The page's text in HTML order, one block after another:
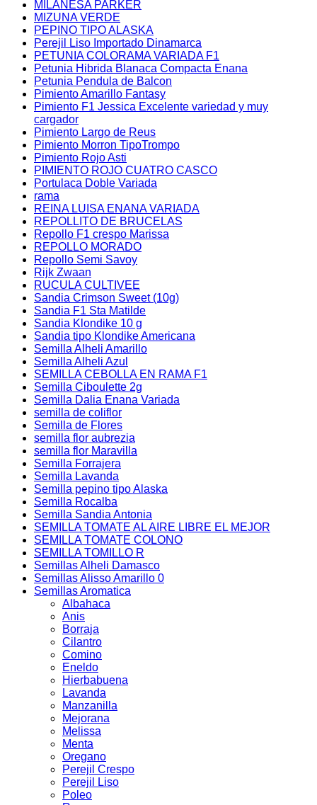
MILANESA PARKER
MIZUNA VERDE
PEPINO TIPO ALASKA
Perejil Liso Importado Dinamarca
PETUNIA COLORAMA VARIADA F1
Petunia Hibrida Blanaca Compacta Enana
Petunia Pendula de Balcon
Pimiento Amarillo Fantasy
Pimiento F1 Jessica Excelente variedad y muy
cargador
Pimiento Largo de Reus
Pimiento Morron TipoTrompo
Pimiento Rojo Asti
PIMIENTO ROJO CUATRO CASCO
Portulaca Doble Variada
rama
REINA LUISA ENANA VARIADA
REPOLLITO DE BRUCELAS
Repollo F1 crespo Marissa
REPOLLO MORADO
Repollo Semi Savoy
Rijk Zwaan
RUCULA CULTIVEE
Sandia Crimson Sweet (10g)
Sandia F1 Sta Matilde
Sandia Klondike 10 g
Sandia tipo Klondike Americana
Semilla Alheli Amarillo
Semilla Alheli Azul
SEMILLA CEBOLLA EN RAMA F1
Semilla Ciboulette 2g
Semilla Dalia Enana Variada
semilla de coliflor
Semilla de Flores
semilla flor aubrezia
semilla flor Maravilla
Semilla Forrajera
Semilla Lavanda
Semilla pepino tipo Alaska
Semilla Rocalba
Semilla Sandia Antonia
SEMILLA TOMATE AL AIRE LIBRE EL MEJOR
SEMILLA TOMATE COLONO
SEMILLA TOMILLO R
Semillas Alheli Damasco
Semillas Alisso Amarillo 0
Semillas Aromatica
Albahaca
Anis
Borraja
Cilantro
Comino
Eneldo
Hierbabuena
Lavanda
Manzanilla
Mejorana
Melissa
Menta
Oregano
Perejil Crespo
Perejil Liso
Poleo